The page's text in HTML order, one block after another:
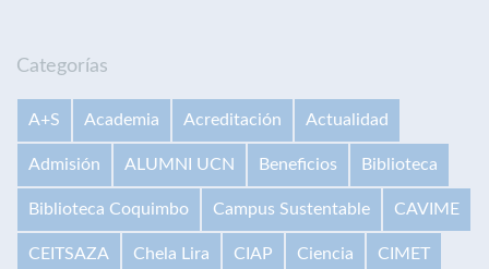
Categorías
A+S Academia Acreditación Actualidad
Admisión ALUMNI UCN Beneficios Biblioteca
Biblioteca Coquimbo Campus Sustentable CAVIME
CEITSAZA Chela Lira CIAP Ciencia CIMET